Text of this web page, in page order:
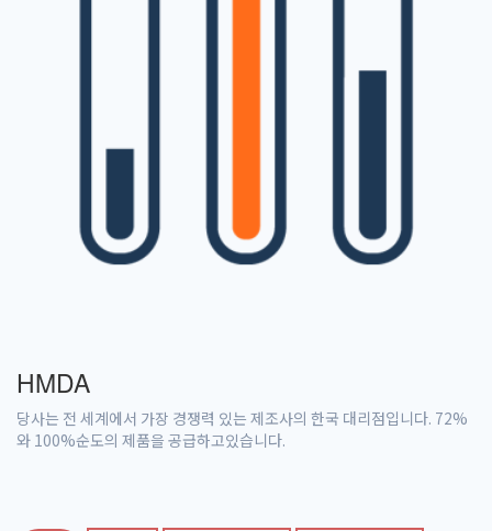
HMDA
당사는 전 세계에서 가장 경쟁력 있는 제조사의 한국 대리점입니다. 72%
와 100%순도의 제품을 공급하고있습니다.